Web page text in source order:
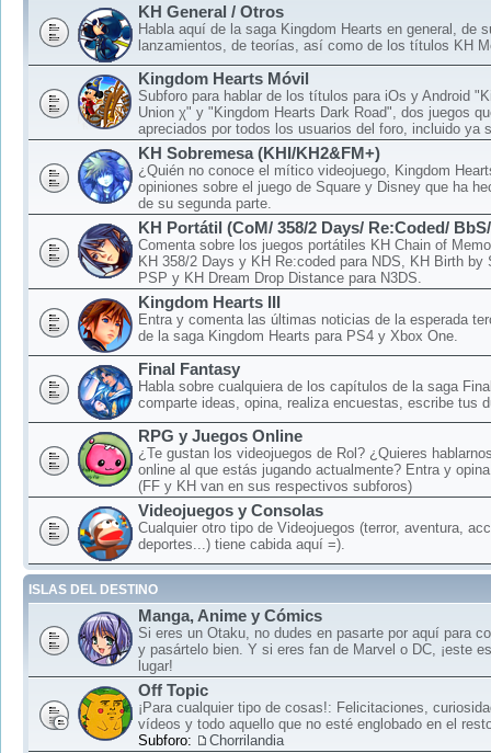
KH General / Otros
Habla aquí de la saga Kingdom Hearts en general, de
lanzamientos, de teorías, así como de los títulos KH
Kingdom Hearts Móvil
Subforo para hablar de los títulos para iOs y Android
Union χ" y "Kingdom Hearts Dark Road", dos juegos
apreciados por todos los usuarios del foro, incluido ya
KH Sobremesa (KHI/KH2&FM+)
¿Quién no conoce el mítico videojuego, Kingdom
opiniones sobre el juego de Square y Disney que ha
de su segunda parte.
KH Portátil (CoM/ 358/2 Days/ Re:Coded/
Comenta sobre los juegos portátiles KH Chain of
KH 358/2 Days y KH Re:coded para NDS, KH Birth by
PSP y KH Dream Drop Distance para N3DS.
Kingdom Hearts III
Entra y comenta las últimas noticias de la esperada
de la saga Kingdom Hearts para PS4 y Xbox One.
Final Fantasy
Habla sobre cualquiera de los capítulos de la saga
comparte ideas, opina, realiza encuestas, escribe tus
RPG y Juegos Online
¿Te gustan los videojuegos de Rol? ¿Quieres
online al que estás jugando actualmente? Entra y
(FF y KH van en sus respectivos subforos)
Videojuegos y Consolas
Cualquier otro tipo de Videojuegos (terror, aventura,
deportes...) tiene cabida aquí =).
ISLAS DEL DESTINO
Manga, Anime y Cómics
Si eres un Otaku, no dudes en pasarte por aquí para
y pasártelo bien. Y si eres fan de Marvel o DC, ¡este
lugar!
Off Topic
¡Para cualquier tipo de cosas!: Felicitaciones,
vídeos y todo aquello que no esté englobado en el
Subforo:
Chorrilandia